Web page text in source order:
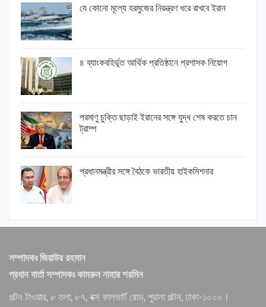
যে কোনো মূল্যে হরমুজের নিয়ন্ত্রণ ধরে রাখবে ইরান
৪ ব্যাংকবহির্ভূত আর্থিক প্রতিষ্ঠানে প্রশাসক নিয়োগ
পরমাণু চুক্তি ছাড়াই ইরানের সঙ্গে যুদ্ধ শেষ করতে চান
ট্রাম্প
প্রধানমন্ত্রীর সঙ্গে বৈঠকে ভারতীয় হাইকমিশনার
সম্পাদকঃ জিয়াউর রহমান
প্রধান বার্তা সম্পাদকঃ কামরুন নাহার শরমিন
পল্টন টাওয়ার, ৮ তলা, ৮৭, বক্স কালভার্ট রোড, পুরানা পল্টন, ঢাকা-১০০০।